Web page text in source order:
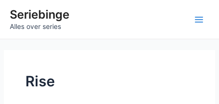
naarSeriebinge
Alles over series
Rise